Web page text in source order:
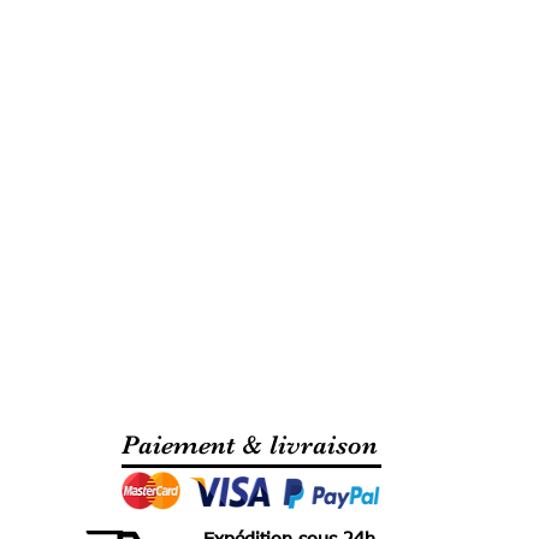
Paiement & livraison